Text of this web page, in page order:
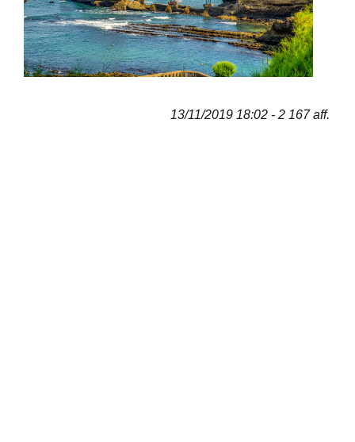
13/11/2019 18:02 - 2 167 aff.